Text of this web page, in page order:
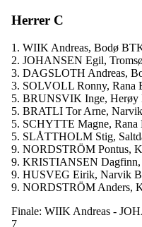
Herrer C
1. WIIK Andreas, Bodø
2. JOHANSEN Egil,
3. DAGSLOTH Andreas,
3. SOLVOLL Ronny, Rana
5. BRUNSVIK Inge, Herøy
5. BRATLI Tor Arne,
5. SCHYTTE Magne, Rana
5. SLÅTTHOLM Stig,
9. NORDSTRÖM Pontus,
9. KRISTIANSEN
9. HUSVEG Eirik, Narvik
9. NORDSTRÖM Anders,
Finale: WIIK Andreas -
7